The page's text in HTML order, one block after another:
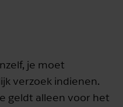
je moet
verzoek indienen.
geldt alleen voor het